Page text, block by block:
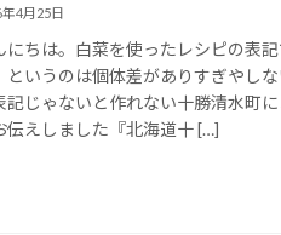
年4月25日
にちは。白菜を使ったレシピの表
というのは個体差がありすぎやし
記じゃないと作れない十勝清水町
伝えしました『北海道十 […]